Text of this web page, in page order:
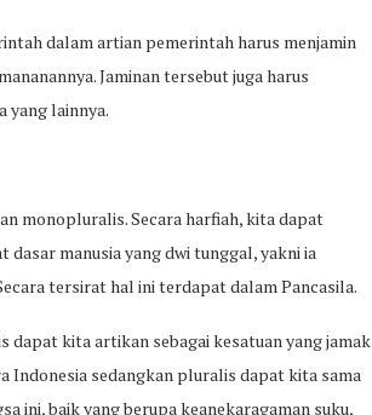
dalam artian pemerintah harus menjamin
Jaminan tersebut juga harus
yang lainnya.
monopluralis. Secara harfiah, kita dapat
manusia yang dwi tunggal, yakni ia
tersirat hal ini terdapat dalam Pancasila.
kita artikan sebagai kesatuan yang jamak
Indonesia sedangkan pluralis dapat kita sama
ini, baik yang berupa keanekaragaman suku,